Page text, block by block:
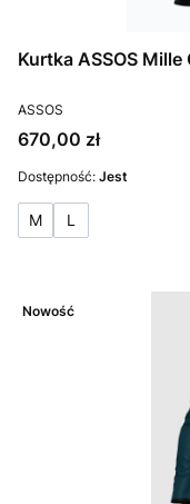
Kurtka ASSOS Mille
PRODUCENT
ASSOS
Cena
670,00 zł
Dostępność: Jest
M L
Nowość